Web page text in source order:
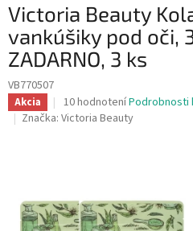
Victoria Beauty
vankúšiky pod oči,
ZADARNO, 3 ks
VB770507
Akcia
Priemerné
hodnotenie
hviezdičiek.
10 hodnoteníPodrobnosti
Značka: Victoria Beauty